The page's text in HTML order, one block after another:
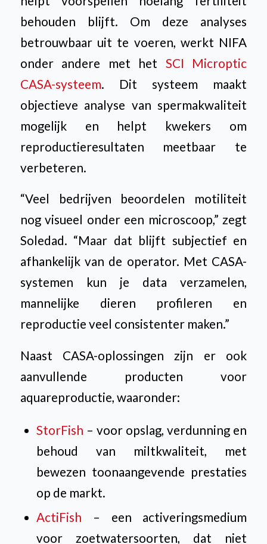
behouden blijft. Om deze analyses
betrouwbaar uit te voeren, werkt NIFA
onder andere met het SCI Microptic
CASA-systeem. Dit systeem maakt
objectieve analyse van spermakwaliteit
mogelijk en helpt kwekers om
reproductieresultaten meetbaar te
verbeteren.
“Veel bedrijven beoordelen motiliteit
nog visueel onder een microscoop,” zegt
Soledad. “Maar dat blijft subjectief en
afhankelijk van de operator. Met CASA-
systemen kun je data verzamelen,
mannelijke dieren profileren en
reproductie veel consistenter maken.”
Naast CASA-oplossingen zijn er ook
aanvullende producten voor
aquareproductie, waaronder:
StorFish – voor opslag, verdunning en
behoud van miltkwaliteit, met
bewezen toonaangevende prestaties
op de markt.
ActiFish – een activeringsmedium
voor zoetwatersoorten, dat niet